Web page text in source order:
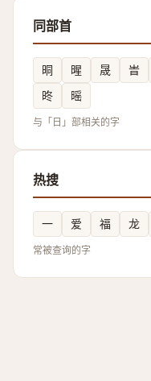
同部首
晍 暒 晟 旹
昸
暚
与「日」部相关的字
热搜
一 爱 福 龙
常被查询的字